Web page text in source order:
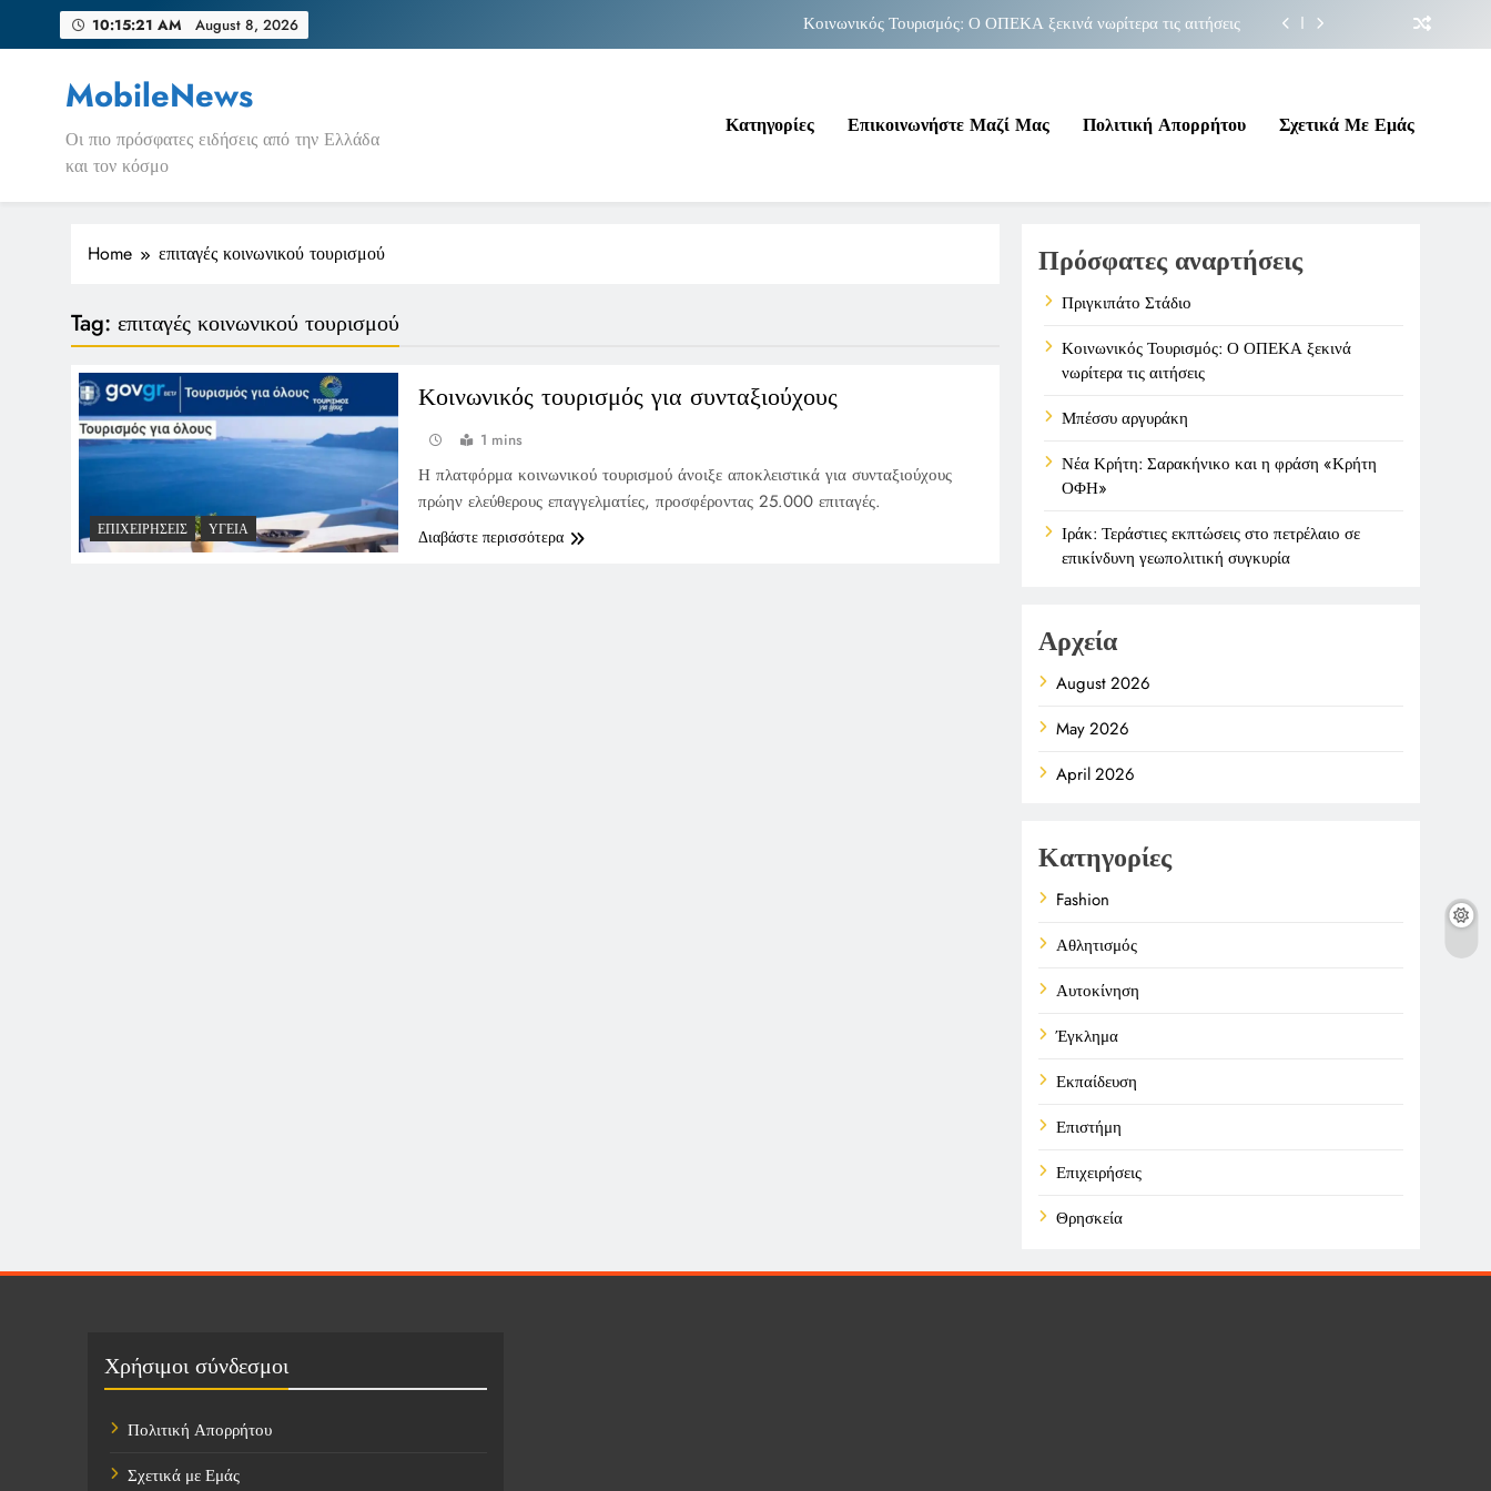
10:15:21 AM August 8, 2026
Κοινωνικός Τουρισμός: Ο ΟΠΕΚΑ ξεκινά νωρίτερα τις αιτήσεις
Νέα Κρήτη: Σαρακήνικο και η φράση «Κρήτη ΟΦΗ»
Κοινωνικός Τουρισμός: Ο ΟΠΕΚΑ ξεκινά νωρίτερα τις αιτήσεις
Μπέσσυ αργυράκη
Νέα Κρήτη: Σαρακήνικο και η φράση «Κρήτη ΟΦΗ»
MobileNews
Οι πιο πρόσφατες ειδήσεις από την Ελλάδα
και τον κόσμο
Κατηγορίες Επικοινωνήστε Μαζί Μας Πολιτική Απορρήτου Σχετικά Με Εμάς
Home επιταγές κοινωνικού τουρισμού
Tag: επιταγές κοινωνικού τουρισμού
ΕΠΙΧΕΙΡΉΣΕΙΣ ΥΓΕΊΑ
Κοινωνικός τουρισμός για συνταξιούχους
1 mins
Η πλατφόρμα κοινωνικού τουρισμού άνοιξε αποκλειστικά για συνταξιούχους
πρώην ελεύθερους επαγγελματίες, προσφέροντας 25.000 επιταγές.
Διαβάστε περισσότερα
Πρόσφατες αναρτήσεις
Πριγκιπάτο Στάδιο
Κοινωνικός Τουρισμός: Ο ΟΠΕΚΑ ξεκινά
νωρίτερα τις αιτήσεις
Μπέσσυ αργυράκη
Νέα Κρήτη: Σαρακήνικο και η φράση «Κρήτη
ΟΦΗ»
Ιράκ: Τεράστιες εκπτώσεις στο πετρέλαιο σε
επικίνδυνη γεωπολιτική συγκυρία
Αρχεία
August 2026
May 2026
April 2026
Κατηγορίες
Fashion
Αθλητισμός
Αυτοκίνηση
Έγκλημα
Εκπαίδευση
Επιστήμη
Επιχειρήσεις
Θρησκεία
Χρήσιμοι σύνδεσμοι
Πολιτική Απορρήτου
Σχετικά με Εμάς